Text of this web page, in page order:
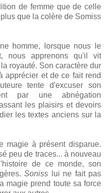
de femme que de celle
que la colère de Somiss
homme, lorsque nous le
nous apprenons qu'il vit
royauté. Son caractère dur
apprécier et de ce fait rend
tente d'excuser son
par une abnégation
les plaisirs et devoirs
les textes anciens sur la
magie à présent disparue.
peu de traces... à nouveau
de ce monde, son
Soniss lui ne fait pas
magie prend toute sa force